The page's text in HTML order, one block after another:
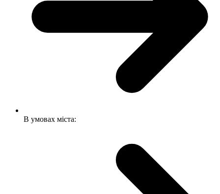
В умовах міста: